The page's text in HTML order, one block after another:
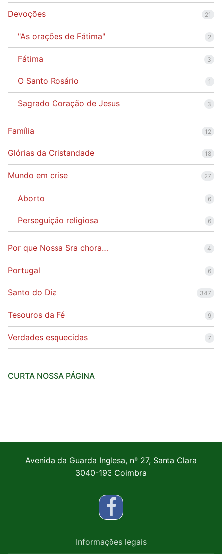
Devoções 21
"As orações de Fátima" 2
Fátima 3
O Santo Rosário 1
Sagrado Coração de Jesus 3
Família 12
Glórias da Cristandade 18
Mundo em crise 27
Aborto 6
Perseguição religiosa 6
Por que Nossa Sra chora… 4
Portugal 6
Santo do Dia 347
Tesouros da Fé 9
Verdades esquecidas 7
CURTA NOSSA PÁGINA
Avenida da Guarda Inglesa, nº 27, Santa Clara
3040-193 Coimbra
Informações legais